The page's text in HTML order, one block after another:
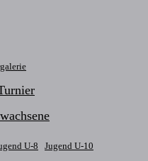
U-8 Jugend U-10